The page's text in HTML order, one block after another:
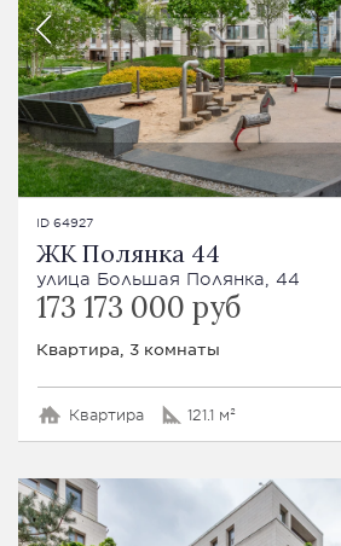
ID 64927
ЖК Полянка 44
улица Большая Полянка, 44
173 173 000 руб
Квартира, 3 комнаты
Квартира 121.1 м²